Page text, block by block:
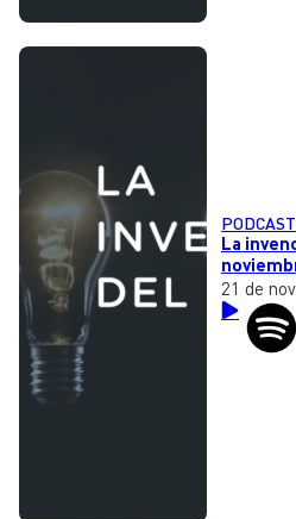
La
21 de